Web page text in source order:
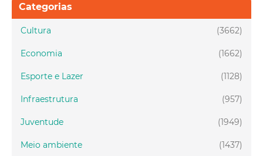
Categorias
(3662)
Cultura
(1662)
Economia
(1128)
Esporte e Lazer
(957)
Infraestrutura
(1949)
Juventude
(1437)
Meio ambiente